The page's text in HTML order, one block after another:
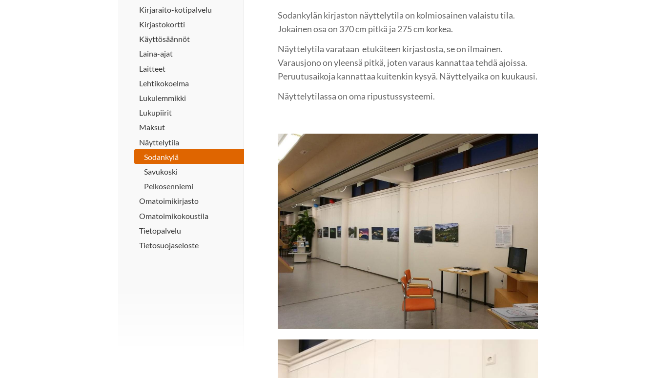
Kirjaraito-kotipalvelu
Kirjastokortti
Käyttösäännöt
Laina-ajat
Laitteet
Lehtikokoelma
Lukulemmikki
Lukupiirit
Maksut
Näyttelytila
Sodankylä
Savukoski
Pelkosenniemi
Omatoimikirjasto
Omatoimikokoustila
Tietopalvelu
Tietosuojaseloste
Sodankylän kirjaston näyttelytila on kolmiosainen valaistu tila.
Jokainen osa on 370 cm pitkä ja 275 cm korkea.
Näyttelytila varataan etukäteen kirjastosta, se on ilmainen.
Varausjono on yleensä pitkä, joten varaus kannattaa tehdä ajoissa.
Peruutusaikoja kannattaa kuitenkin kysyä. Näyttelyaika on kuukausi.
Näyttelytilassa on oma ripustussysteemi.